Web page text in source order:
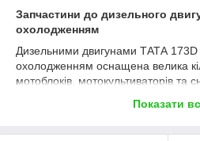
Запчастини до дизельного
охолодженням
Дизельними двигунами ТАТА 173D
охолодженням оснащена велика
мотоблоків, мотокультиваторів та
навколишнього середовища,
Показати